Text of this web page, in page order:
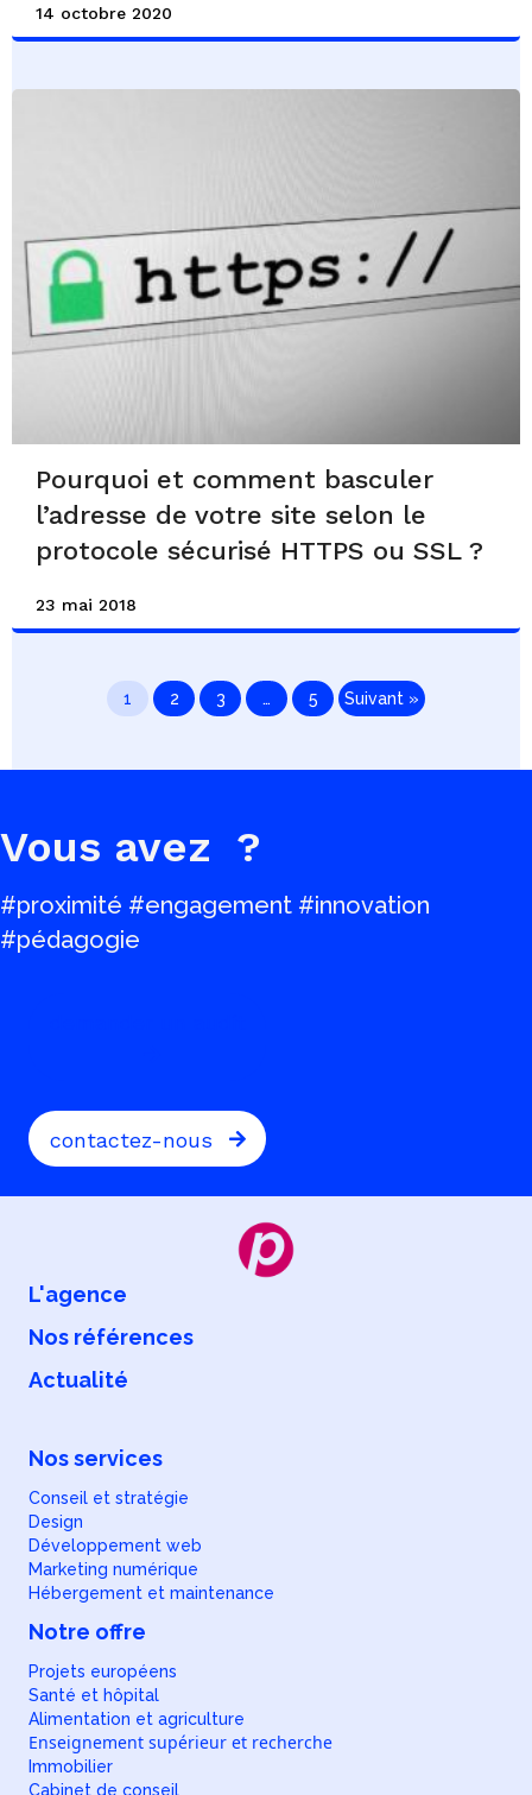
14 octobre 2020
Pourquoi et comment basculer
l’adresse de votre site selon le
protocole sécurisé HTTPS ou SSL ?
23 mai 2018
1 2 3 … 5 Suivant »
Vous avez ?
#proximité #engagement #innovation
#pédagogie
contactez-nous
L'agence
Nos références
Actualité
Nos services
Conseil et stratégie
Design
Développement web
Marketing numérique
Hébergement et maintenance
Notre offre
Projets européens
Santé et hôpital
Alimentation et agriculture
Enseignement supérieur et recherche
Immobilier
Cabinet de conseil